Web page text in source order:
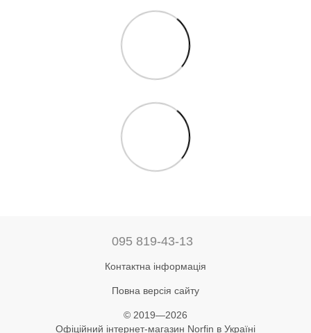
095 819-43-13
Контактна інформація
Повна версія сайту
© 2019—2026
Офіційний інтернет-магазин Norfin в Україні